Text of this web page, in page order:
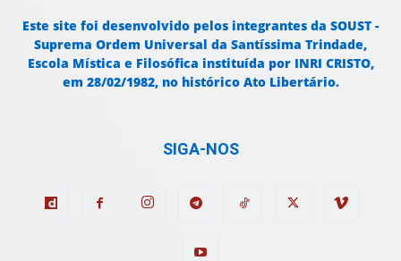
Este site foi desenvolvido pelos integrantes da SOUST -
Suprema Ordem Universal da Santíssima Trindade,
Escola Mística e Filosófica instituída por INRI CRISTO,
em 28/02/1982, no histórico Ato Libertário.
SIGA-NOS